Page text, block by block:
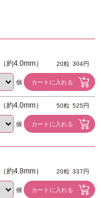
約4.0mm） 20粒 304円
個
約4.0mm） 50粒 525円
個
約4.8mm） 20粒 337円
個